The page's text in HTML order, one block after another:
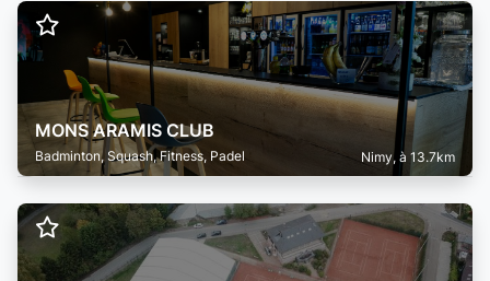
MONS ARAMIS CLUB
Badminton, Squash, Fitness, Padel Nimy, à 13.7km